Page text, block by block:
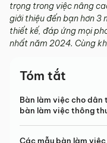
trọng trong việc nâng
giới thiệu đến bạn hơn 3
thiết kế, đáp ứng mọi
nhất năm 2024. Cùng
Tóm tắt
Bàn làm việc cho dân
bàn làm việc thông
Các mẫu bàn làm